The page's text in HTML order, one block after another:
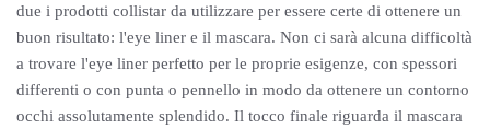
due i prodotti collistar da utilizzare per essere certe di ottenere un
buon risultato: l'eye liner e il mascara. Non ci sarà alcuna difficoltà
a trovare l'eye liner perfetto per le proprie esigenze, con spessori
differenti o con punta o pennello in modo da ottenere un contorno
occhi assolutamente splendido. Il tocco finale riguarda il mascara